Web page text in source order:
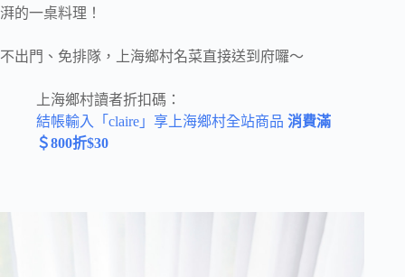
湃的一桌料理！
不出門、免排隊，上海鄉村名菜直接送到府囉～
上海鄉村讀者折扣碼：
結帳輸入「claire」享上海鄉村全站商品 消費滿
＄800折$30